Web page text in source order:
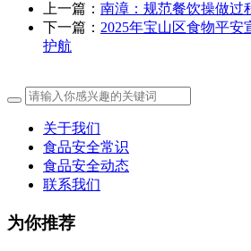
上一篇： 南漳：规范餐饮操做过
下一篇： 2025年宝山区食物平安
护航
关于我们
食品安全常识
食品安全动态
联系我们
为你推荐